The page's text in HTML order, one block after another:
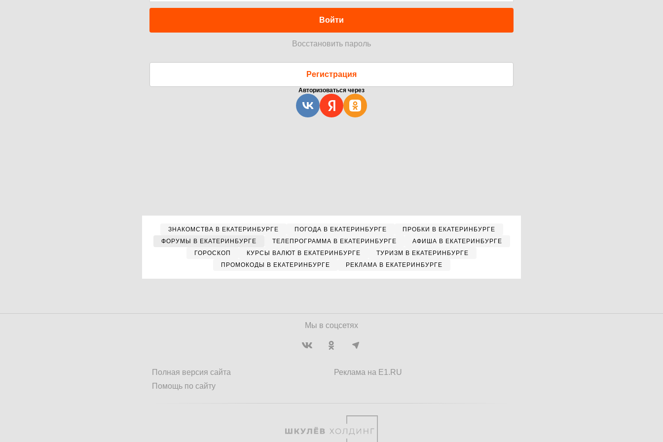
Войти
Восстановить пароль
Регистрация
Авторизоваться через
ЗНАКОМСТВА В ЕКАТЕРИНБУРГЕ ПОГОДА В ЕКАТЕРИНБУРГЕ
ПРОБКИ В ЕКАТЕРИНБУРГЕ
ФОРУМЫ В ЕКАТЕРИНБУРГЕ
ТЕЛЕПРОГРАММА В ЕКАТЕРИНБУРГЕ
АФИША В ЕКАТЕРИНБУРГЕ
ГОРОСКОП
КУРСЫ ВАЛЮТ В ЕКАТЕРИНБУРГЕ
ТУРИЗМ В ЕКАТЕРИНБУРГЕ
ПРОМОКОДЫ В ЕКАТЕРИНБУРГЕ
РЕКЛАМА В ЕКАТЕРИНБУРГЕ
Мы в соцсетях
Полная версия сайта
Помощь по сайту
Реклама на E1.RU